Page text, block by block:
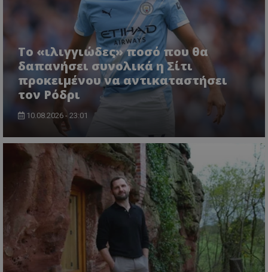
Το «ιλιγγιώδες» ποσό που θα
δαπανήσει συνολικά η Σίτι
προκειμένου να αντικαταστήσει
τον Ρόδρι
10.08.2026 - 23:01